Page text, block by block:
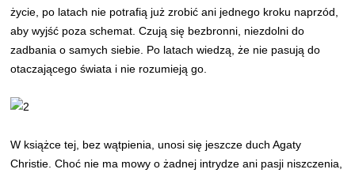
życie, po latach nie potrafią już zrobić ani jednego kroku naprzód,
aby wyjść poza schemat. Czują się bezbronni, niezdolni do
zadbania o samych siebie. Po latach wiedzą, że nie pasują do
otaczającego świata i nie rozumieją go.
W książce tej, bez wątpienia, unosi się jeszcze duch Agaty
Christie. Choć nie ma mowy o żadnej intrydze ani pasji niszczenia,